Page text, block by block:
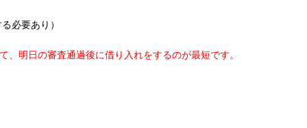
必要あり）
明日の審査通過後に借り入れをするのが最短です。